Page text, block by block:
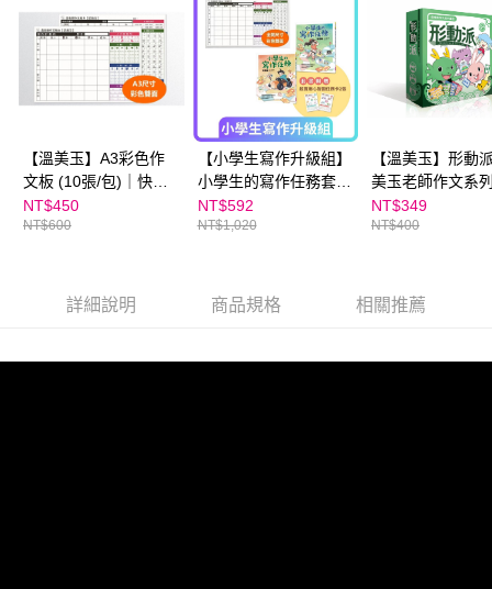
易，需依本服務之必要範圍內提供個人資料，並將交易相關給付款項請求債
權轉讓予恩沛科技股份有限公司。
２．關於個人資料處理事宜，請瀏覽以下網址：
https://aftee.tw/terms/#terms3
３．未成年的使用者請事先徵得法定代理人或監護人之同意方可使用
「AFTEE先享後付」，若未經同意申辦者引起之損失，本公司不負相關責
４．使用「AFTEE先享後付」時，將依據個別帳號之用戶狀況，依本公司即
時審查核予不同之上限額度；若仍有額度不足之情形，本公司將視審查結果
請求用戶進行身份認證。
５．嚴禁一人註冊多個帳號或使用他人資訊註冊。若發現惡意使用之情形，
恩沛科技股份有限公司將有權停止該用戶之使用額度並採取法律行動。
【溫美玉】A3彩色作
文板 (10張/包)｜快速
提升寫作力，一學就會
小作文
NT$450
NT$600
【小學生寫作升級組】
小學生的寫作任務套書
（附贈超實用心智圖任
務卡2張）+【溫美玉】
NT$592
NT$1,020
【溫美玉】形動
美玉老師作文系
NT$349
NT$400
詳細說明 商品規格 相關推薦